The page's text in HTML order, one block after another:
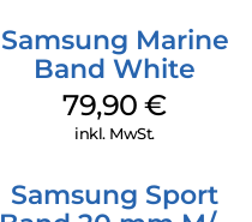
Samsung Marine
Band White
79,90€
inkl. MwSt.
Samsung Sport